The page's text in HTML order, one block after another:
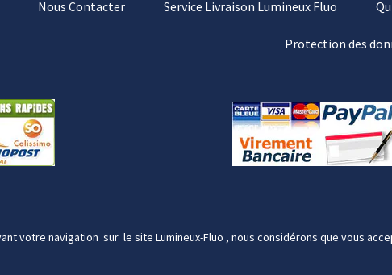
Nous Contacter Service Livraison Lumineux Fluo
Protection des
votre navigation sur le site Lumineux-Fluo , nous considérons que vous